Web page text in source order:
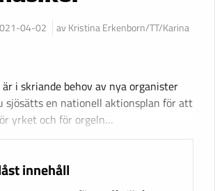
04-02
av Kristina Erkenborn/TT/Karina
i skriande behov av nya organister
sjösätts en nationell aktionsplan för att
yrket och för orgeln…
innehåll